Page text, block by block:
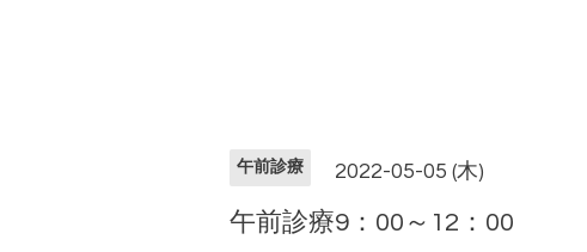
午前診療 2022-05-05 (木)
午前診療9：00～12：00